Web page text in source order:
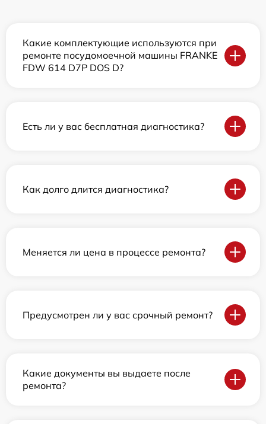
Какие комплектующие используются при
ремонте посудомоечной машины FRANKE
FDW 614 D7P DOS D?
Есть ли у вас бесплатная диагностика?
Как долго длится диагностика?
Меняется ли цена в процессе ремонта?
Предусмотрен ли у вас срочный ремонт?
Какие документы вы выдаете после
ремонта?